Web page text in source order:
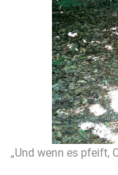
„Und wenn es pfeift,